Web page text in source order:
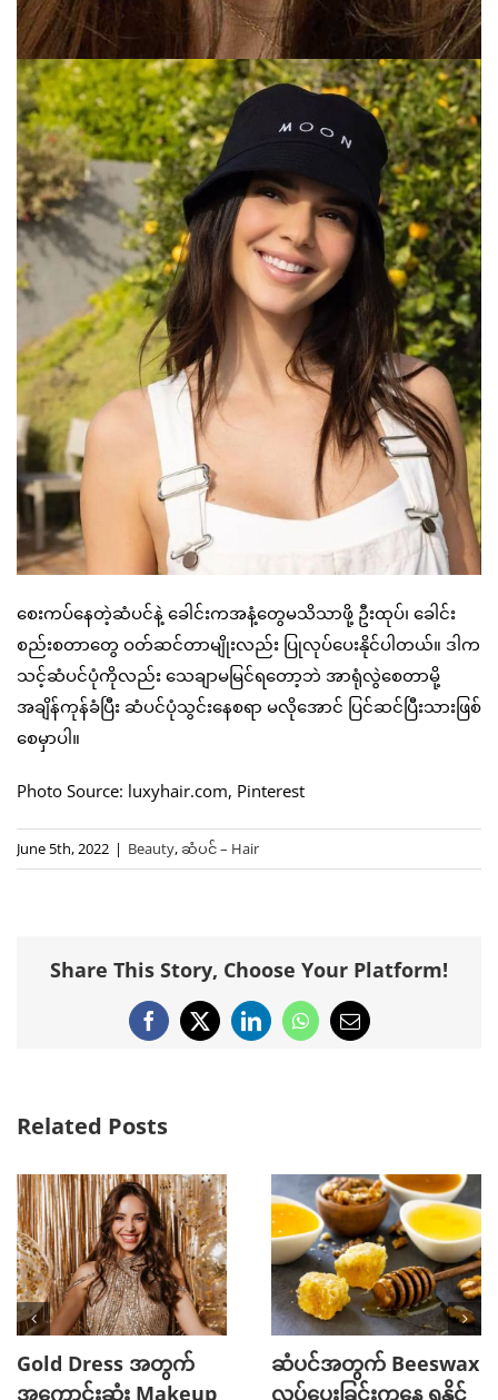
စေးကပ်နေတဲ့ဆံပင်နဲ့ ခေါင်းကအနံ့တွေမသိသာဖို့ ဦးထုပ်၊ ခေါင်း
စည်းစတာတွေ ဝတ်ဆင်တာမျိုးလည်း ပြုလုပ်ပေးနိုင်ပါတယ်။ ဒါက
သင့်ဆံပင်ပုံကိုလည်း သေချာမမြင်ရတော့ဘဲ အာရုံလွဲစေတာမို့
အချိန်ကုန်ခံပြီး ဆံပင်ပုံသွင်းနေစရာ မလိုအောင် ပြင်ဆင်ပြီးသားဖြစ်
စေမှာပါ။
Photo Source: luxyhair.com, Pinterest
June 5th, 2022 | Beauty,ဆံပင် – Hair
Share This Story, Choose Your Platform!
Facebook
X LinkedInWhatsApp
Email
Related Posts
Gold Dress အတွက်
အကောင်းဆုံး Makeup
ဆံပင်အတွက် Beeswax
လုပ်ပေးခြင်းကနေ ရနိုင်